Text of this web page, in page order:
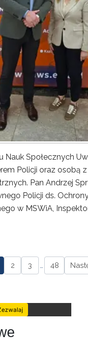
Nauk Społecznych
Policji oraz osobą
Pan Andrzej
Policji ds.
w MSWiA,
2 3 … 48